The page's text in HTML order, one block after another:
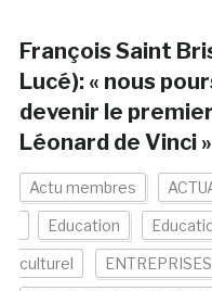
François Saint
Lucé): « nous
devenir le
Léonard de Vinci »
Actu membres
Education
culturel ENTREPRISES